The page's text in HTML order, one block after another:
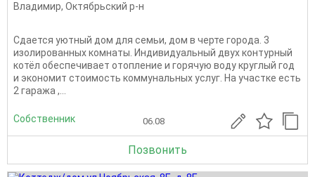
Владимир, Октябрьский р-н
Сдается уютный дом для семьи, дом в черте города. 3
изолированных комнаты. Индивидуальный двух контурный
котёл обеспечивает отопление и горячую воду круглый год
и экономит стоимость коммунальных услуг. На участке есть
2 гаража ,...
Собственник 06.08
Позвонить